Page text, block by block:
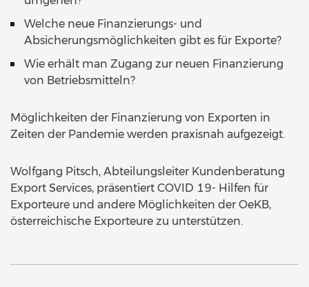
Welche neue Finanzierungs- und
Absicherungsmöglichkeiten gibt es für Exporte?
Wie erhält man Zugang zur neuen Finanzierung
von Betriebsmitteln?
Möglichkeiten der Finanzierung von Exporten in
Zeiten der Pandemie werden praxisnah aufgezeigt.
Wolfgang Pitsch, Abteilungsleiter Kundenberatung
Export Services, präsentiert COVID 19- Hilfen für
Exporteure und andere Möglichkeiten der OeKB,
österreichische Exporteure zu unterstützen.